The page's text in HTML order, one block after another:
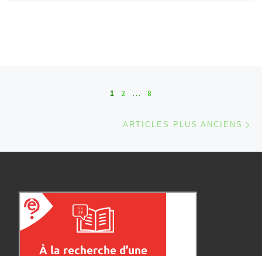
Navigation dans les articles
1 2 … 8
ARTICLES PLUS ANCIENS